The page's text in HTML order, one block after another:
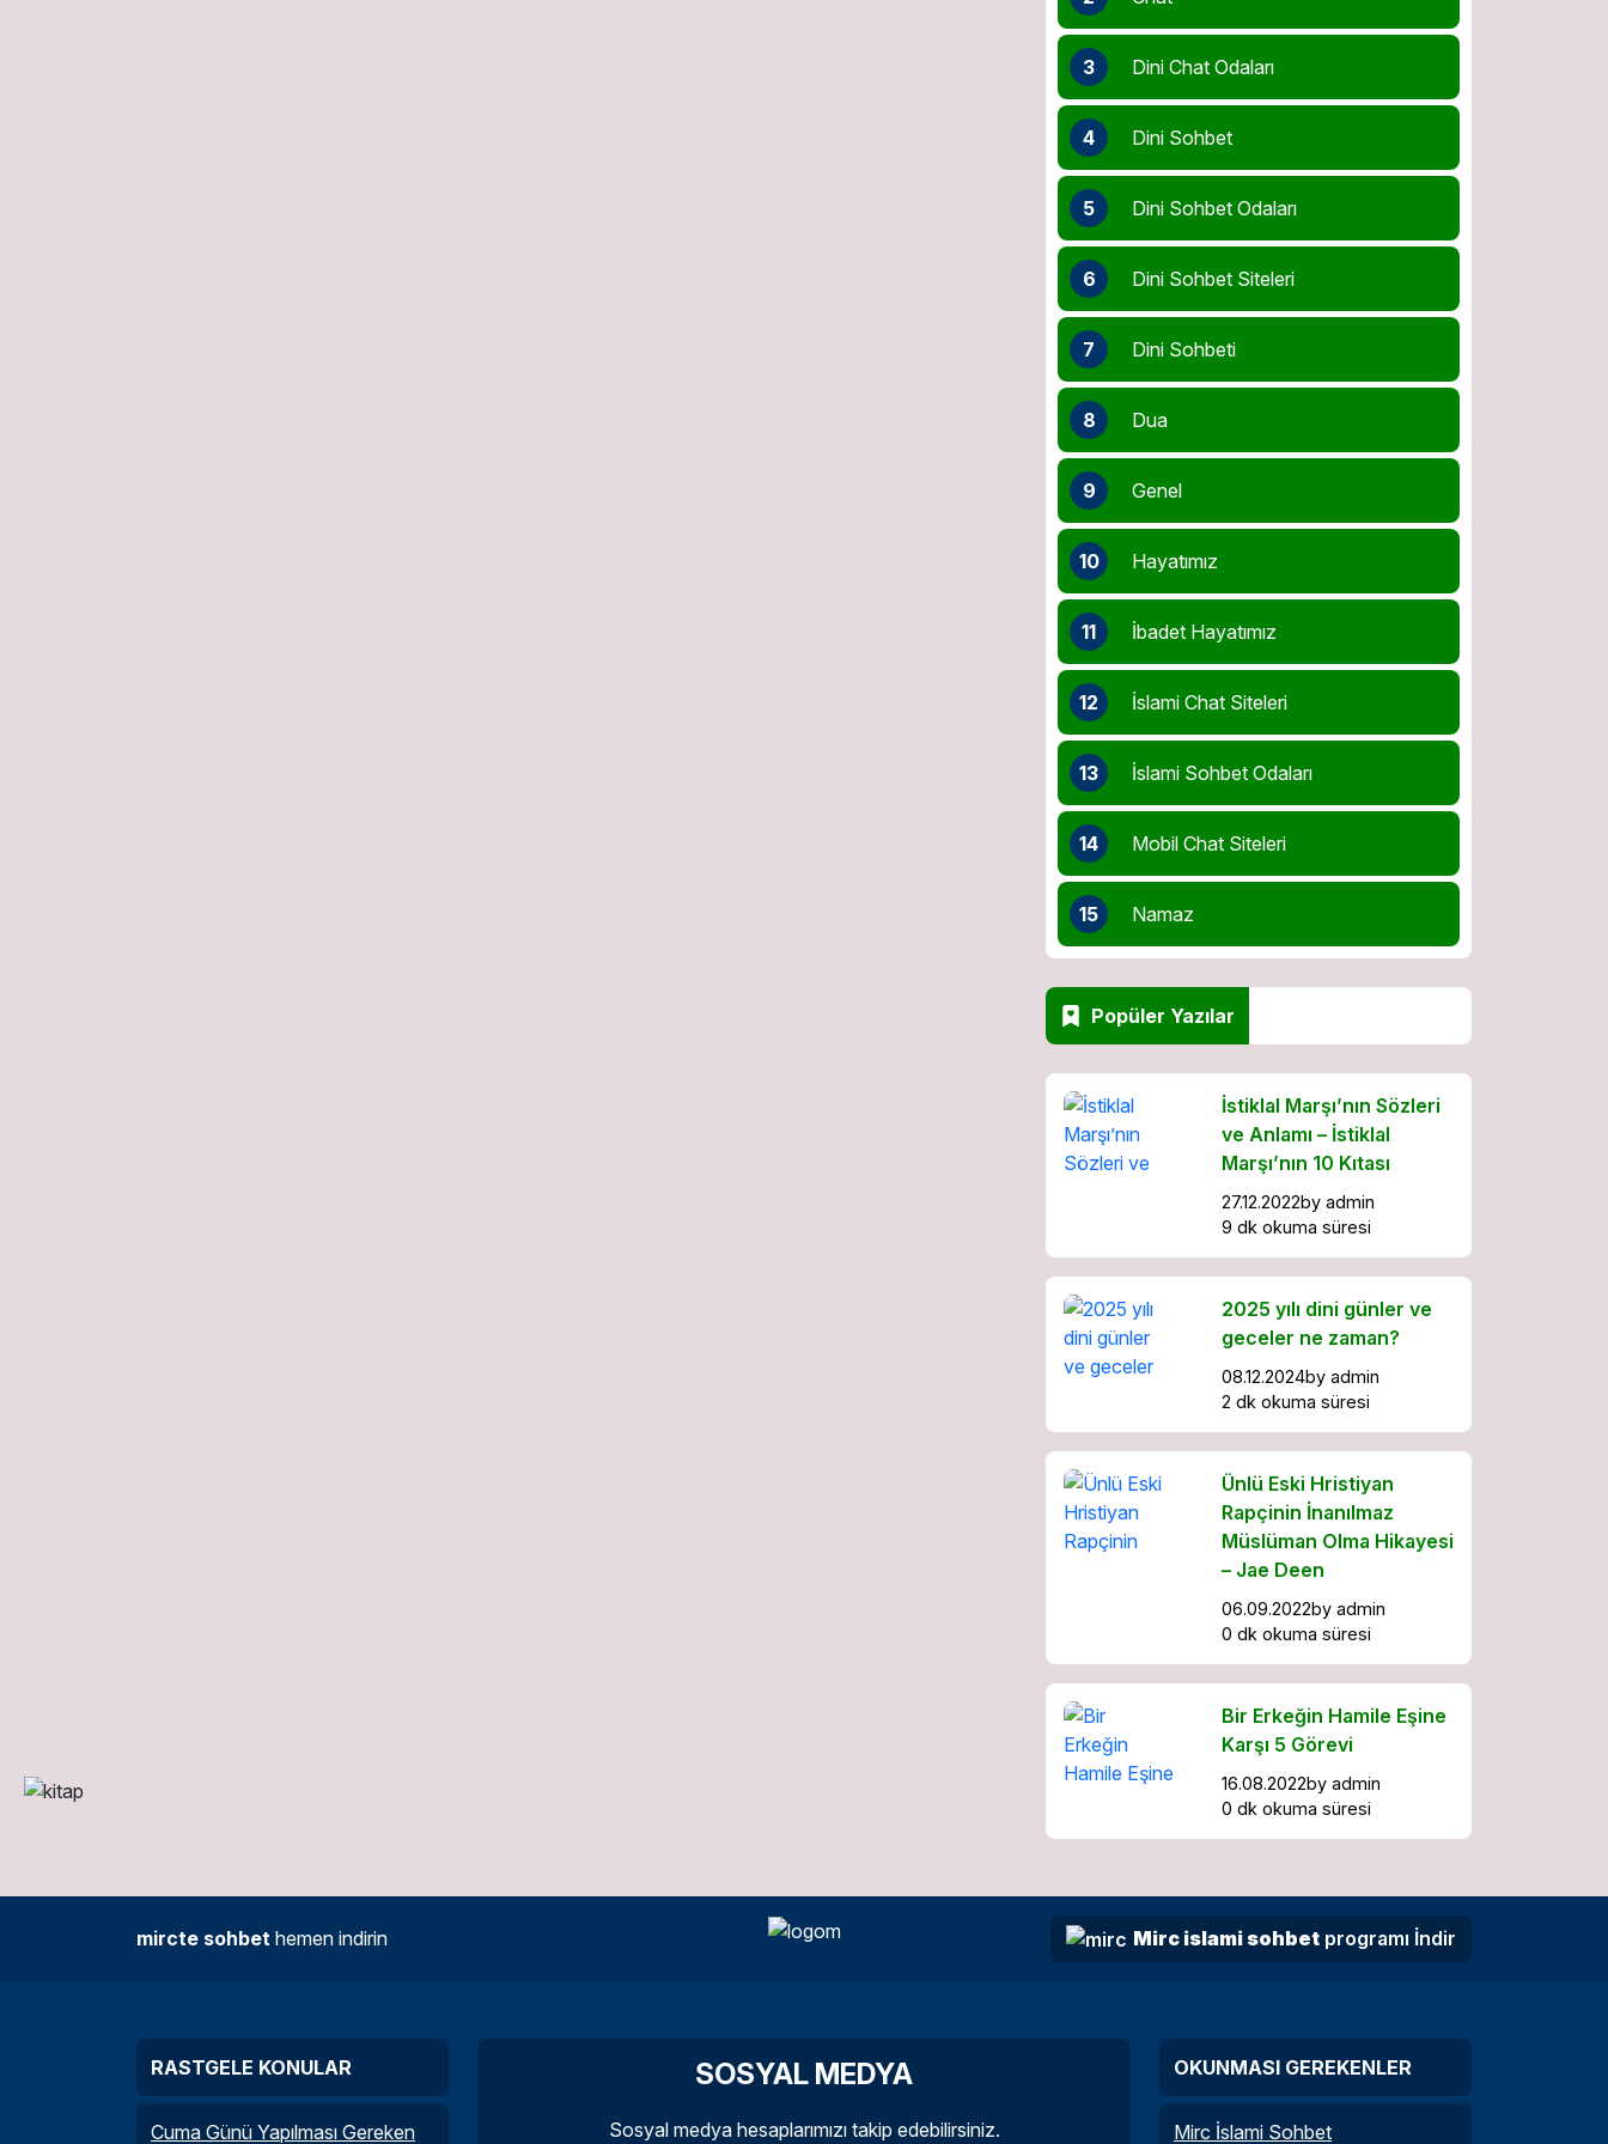
3 Dini Chat Odaları
4 Dini Sohbet
5 Dini Sohbet Odaları
6 Dini Sohbet Siteleri
7 Dini Sohbeti
8 Dua
9 Genel
10 Hayatımız
11 İbadet Hayatımız
12 İslami Chat Siteleri
13 İslami Sohbet Odaları
14 Mobil Chat Siteleri
15 Namaz
Popüler Yazılar
İstiklal Marşı’nın Sözleri
ve Anlamı – İstiklal
Marşı’nın 10 Kıtası
27.12.2022by admin
9 dk okuma süresi
2025 yılı dini günler ve
geceler ne zaman?
08.12.2024by admin
2 dk okuma süresi
Ünlü Eski Hristiyan
Rapçinin İnanılmaz
Müslüman Olma Hikayesi
– Jae Deen
06.09.2022by admin
0 dk okuma süresi
Bir Erkeğin Hamile Eşine
Karşı 5 Görevi
16.08.2022by admin
0 dk okuma süresi
mircte sohbet hemen indirin Mirc islami sohbet programı İndir
RASTGELE KONULAR
Cuma Günü Yapılması Gereken
SOSYAL MEDYA
Sosyal medya hesaplarımızı takip edebilirsiniz.
OKUNMASI GEREKENLER
Mirc İslami Sohbet